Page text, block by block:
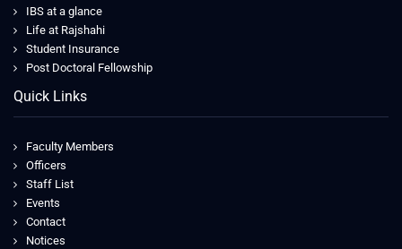
IBS at a glance
Life at Rajshahi
Student Insurance
Post Doctoral Fellowship
Quick Links
Faculty Members
Officers
Staff List
Events
Contact
Notices